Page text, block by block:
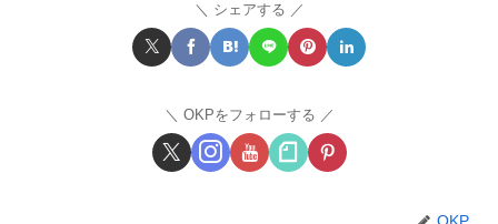
シェアする
OKPをフォローする
OKP